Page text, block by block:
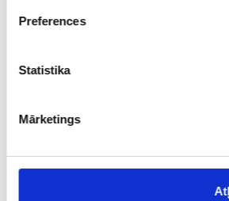
Preferences
Statistika
Mārketings